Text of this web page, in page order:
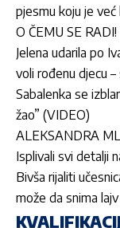
pjesmu koju je već
O ČEMU SE RADI!
Jelena udarila po
voli rođenu djecu –
Sabalenka se
žao” (VIDEO)
ALEKSANDRA
Isplivali svi detalji
Bivša rijaliti
može da snima